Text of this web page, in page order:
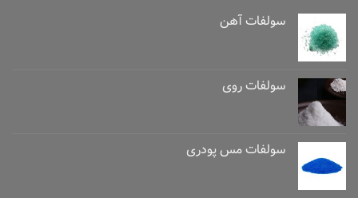
سولفات آهن
سولفات روی
سولفات مس پودری